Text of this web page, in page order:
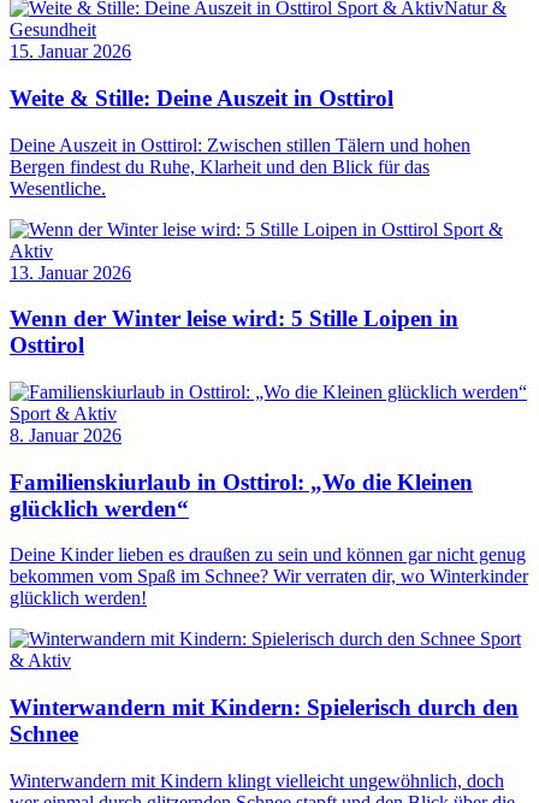
Sport & AktivNatur &
Gesundheit
15. Januar 2026
Weite & Stille: Deine Auszeit in Osttirol
Deine Auszeit in Osttirol: Zwischen stillen Tälern und hohen
Bergen findest du Ruhe, Klarheit und den Blick für das
Wesentliche.
Sport &
Aktiv
13. Januar 2026
Wenn der Winter leise wird: 5 Stille Loipen in
Osttirol
Sport & Aktiv
8. Januar 2026
Familienskiurlaub in Osttirol: „Wo die Kleinen
glücklich werden“
Deine Kinder lieben es draußen zu sein und können gar nicht genug
bekommen vom Spaß im Schnee? Wir verraten dir, wo Winterkinder
glücklich werden!
Sport
& Aktiv
Winterwandern mit Kindern: Spielerisch durch den
Schnee
Winterwandern mit Kindern klingt vielleicht ungewöhnlich, doch